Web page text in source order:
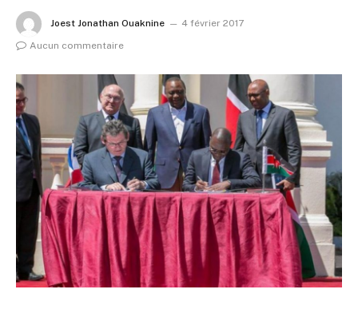
Joest Jonathan Ouaknine
4 février 2017
Aucun commentaire